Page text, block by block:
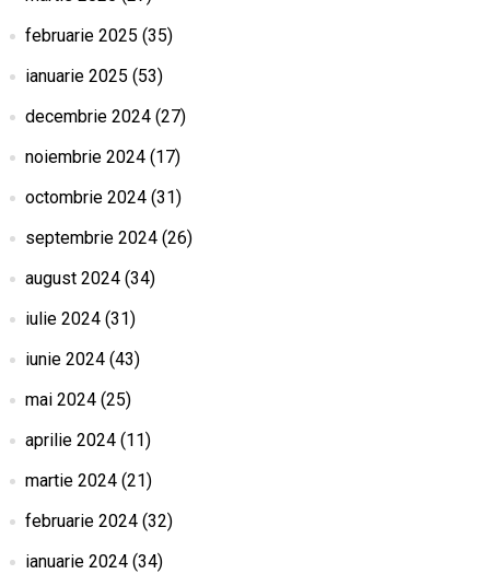
februarie 2025 (35)
ianuarie 2025 (53)
decembrie 2024(27)
noiembrie 2024(17)
octombrie 2024(31)
septembrie 2024(26)
august 2024(34)
iulie 2024(31)
iunie 2024(43)
mai 2024(25)
aprilie 2024(11)
martie 2024(21)
februarie 2024(32)
ianuarie 2024(34)